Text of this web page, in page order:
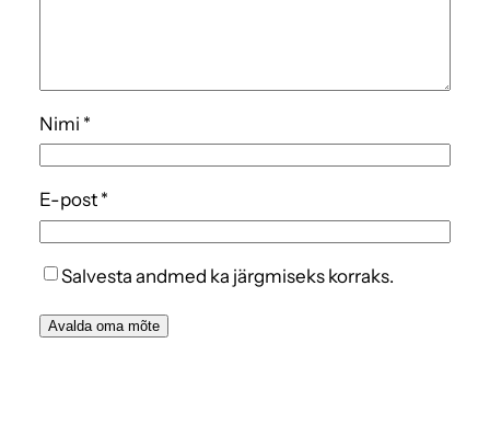
Nimi *
E-post *
Salvesta andmed ka järgmiseks korraks.